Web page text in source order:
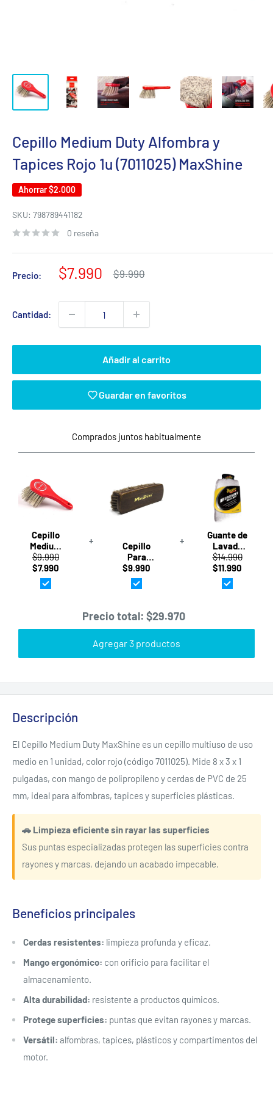
Cepillo Medium Duty Alfombra y
Tapices Rojo 1u (7011025) MaxShine
Ahorrar$2.000
SKU: 798789441182
0 reseña
Precio:
Precio
venta
$7.990
Precio
$9.990
Cantidad:
Añadir al carrito
Guardar en favoritos
Comprados juntos habitualmente
Cepillo
Medium
Duty
Alfombra
y Tapices
Rojo 1u
$9.990
$7.990
+
Cepillo
Para
Interior
Interior
Horsehair
1u
(7033007)
$9.990
+
Guante de
Lavado
Microfiber
Wash Mitt
·
Meguiar's
$14.990
$11.990
Precio total: $29.970
Agregar 3 productos
Descripción
El Cepillo Medium Duty MaxShine es un cepillo multiuso de uso
medio en 1 unidad, color rojo (código 7011025). Mide 8 x 3 x 1
pulgadas, con mango de polipropileno y cerdas de PVC de 25
mm, ideal para alfombras, tapices y superficies plásticas.
🚗 Limpieza eficiente sin rayar las superficies
Sus puntas especializadas protegen las superficies contra
rayones y marcas, dejando un acabado impecable.
Beneficios principales
Cerdas resistentes: limpieza profunda y eficaz.
Mango ergonómico: con orificio para facilitar el
almacenamiento.
Alta durabilidad: resistente a productos químicos.
Protege superficies: puntas que evitan rayones y marcas.
Versátil: alfombras, tapices, plásticos y compartimentos del
motor.